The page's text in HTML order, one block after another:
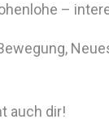
–
auch dir!